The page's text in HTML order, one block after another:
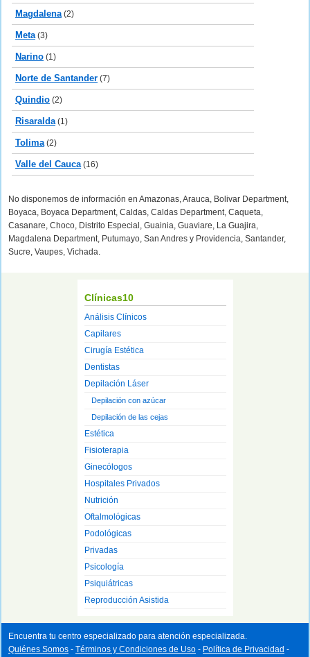
Magdalena(2)
Meta(3)
Narino (1)
Norte de Santander (7)
Quindio (2)
Risaralda(1)
Tolima(2)
Valle del Cauca(16)
No disponemos de información en Amazonas, Arauca, Bolivar Department,
Boyaca, Boyaca Department, Caldas, Caldas Department, Caqueta,
Casanare, Choco, Distrito Especial, Guainia, Guaviare, La Guajira,
Magdalena Department, Putumayo, San Andres y Providencia, Santander,
Sucre, Vaupes, Vichada.
Clínicas10
Análisis Clínicos
Capilares
Cirugía Estética
Dentistas
Depilación Láser
Depilación con azúcar
Depilación de las cejas
Estética
Fisioterapia
Ginecólogos
Hospitales Privados
Nutrición
Oftalmológicas
Podológicas
Privadas
Psicología
Psiquiátricas
Reproducción Asistida
Encuentra tu centro especializado para atención especializada.
Quiénes Somos - Términos y Condiciones de Uso - Política de Privacidad -